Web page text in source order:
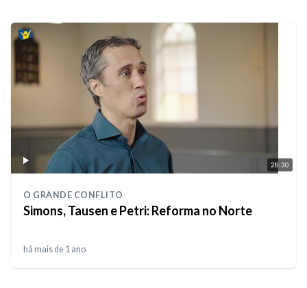
28:30
O GRANDE CONFLITO
Simons, Tausen e Petri: Reforma no Norte
há mais de 1 ano